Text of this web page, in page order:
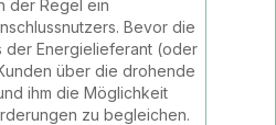
der Regel ein
Bevor die
der Energielieferant (oder
über die drohende
ihm die Möglichkeit
zu begleichen.